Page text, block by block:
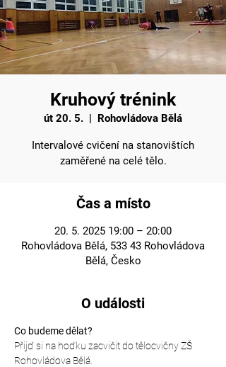
Kruhový trénink
út 20. 5.
  |
Rohovládova Bělá
Intervalové cvičení na stanovištích
zaměřené na celé tělo.
Čas a místo
20. 5. 2025 19:00 – 20:00
Rohovládova Bělá, 533 43 Rohovládova
Bělá, Česko
O události
Co budeme dělat?
Přijď si na hoďku zacvičit do tělocvičny ZŠ
Rohovládova Bělá.